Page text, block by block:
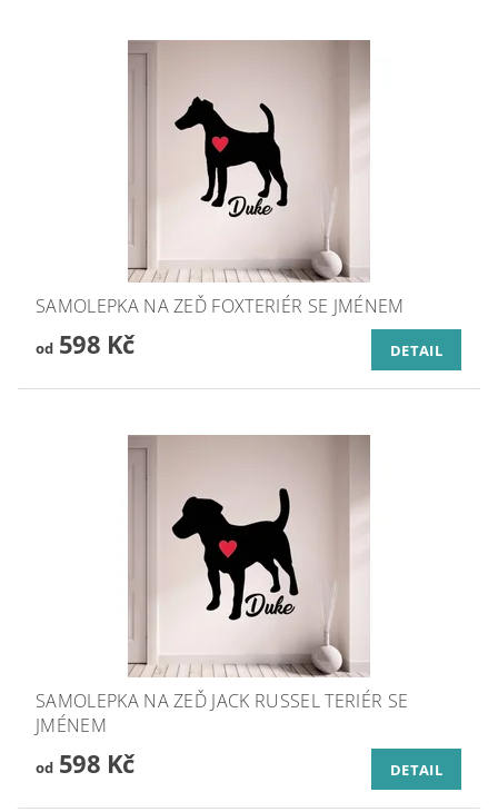
SAMOLEPKA NA ZEĎ FOXTERIÉR SE JMÉNEM
od598 Kč DETAIL
SAMOLEPKA NA ZEĎ JACK RUSSEL TERIÉR SE
JMÉNEM
od598 Kč DETAIL